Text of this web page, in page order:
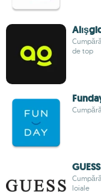
de top
loiale